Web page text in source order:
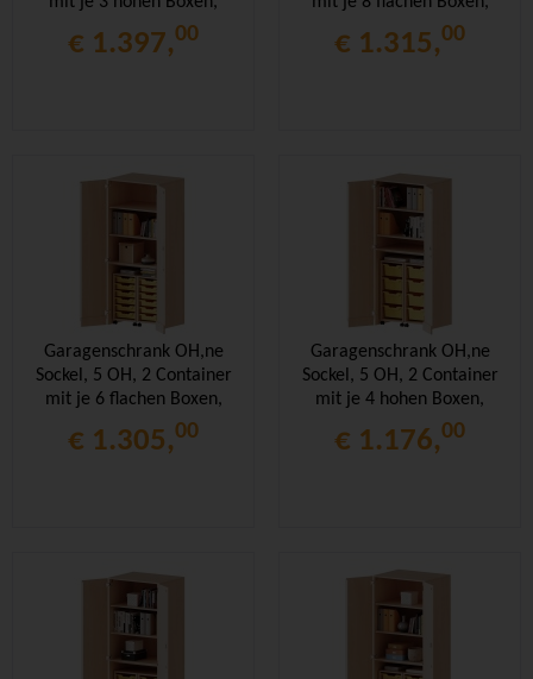
B/H/T 120x190x60cm
€ 1.397,00
B/H/T 80x190x60cm
€ 1.315,00
Garagenschrank OH,ne
Sockel, 5 OH, 2 Container
mit je 6 flachen Boxen,
B/H/T 80x190x60cm
€ 1.305,00
Garagenschrank OH,ne
Sockel, 5 OH, 2 Container
mit je 4 hohen Boxen,
B/H/T 80x190x60cm
€ 1.176,00